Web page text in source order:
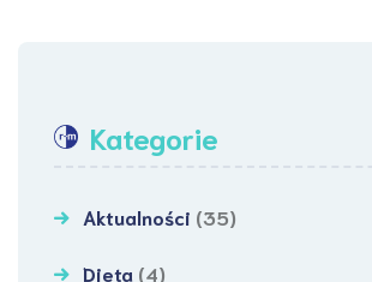
Kategorie
Aktualności (35)
Dieta (4)